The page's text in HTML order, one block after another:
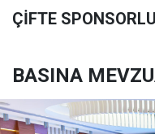
ÇİFTE
BASINA